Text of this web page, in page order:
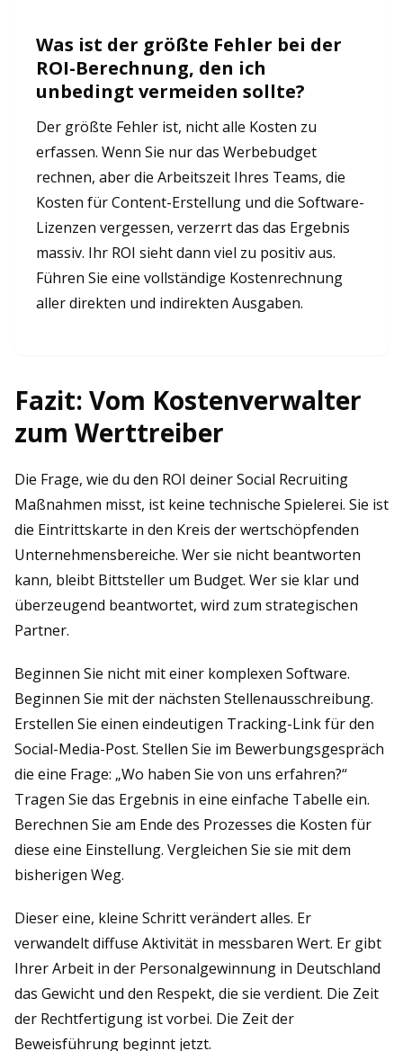
Was ist der größte Fehler bei der
ROI-Berechnung, den ich
unbedingt vermeiden sollte?
Der größte Fehler ist, nicht alle Kosten zu
erfassen. Wenn Sie nur das Werbebudget
rechnen, aber die Arbeitszeit Ihres Teams, die
Kosten für Content-Erstellung und die Software-
Lizenzen vergessen, verzerrt das das Ergebnis
massiv. Ihr ROI sieht dann viel zu positiv aus.
Führen Sie eine vollständige Kostenrechnung
aller direkten und indirekten Ausgaben.
Fazit: Vom Kostenverwalter
zum Werttreiber
Die Frage, wie du den ROI deiner Social Recruiting
Maßnahmen misst, ist keine technische Spielerei. Sie ist
die Eintrittskarte in den Kreis der wertschöpfenden
Unternehmensbereiche. Wer sie nicht beantworten
kann, bleibt Bittsteller um Budget. Wer sie klar und
überzeugend beantwortet, wird zum strategischen
Partner.
Beginnen Sie nicht mit einer komplexen Software.
Beginnen Sie mit der nächsten Stellenausschreibung.
Erstellen Sie einen eindeutigen Tracking-Link für den
Social-Media-Post. Stellen Sie im Bewerbungsgespräch
die eine Frage: „Wo haben Sie von uns erfahren?“
Tragen Sie das Ergebnis in eine einfache Tabelle ein.
Berechnen Sie am Ende des Prozesses die Kosten für
diese eine Einstellung. Vergleichen Sie sie mit dem
bisherigen Weg.
Dieser eine, kleine Schritt verändert alles. Er
verwandelt diffuse Aktivität in messbaren Wert. Er gibt
Ihrer Arbeit in der Personalgewinnung in Deutschland
das Gewicht und den Respekt, die sie verdient. Die Zeit
der Rechtfertigung ist vorbei. Die Zeit der
Beweisführung beginnt jetzt.